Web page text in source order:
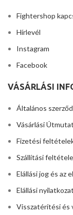
Fightershop
Hírlevél
Instagram
Facebook
VÁSÁRLÁSI
Általános
Vásárlási
Fizetési
Szállítási
Elállási jog és az
Elállási nyilatkozat
Visszatérítési és